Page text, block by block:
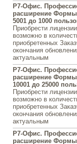
Р7-Офис.
расширение
5001 до 1000
Приобрести
возможно в
приобретенных
окончания
актуальным
Р7-Офис.
расширение
10001 до 25000
Приобрести
возможно в
приобретенных
окончания
актуальным
Р7-Офис.
расширение